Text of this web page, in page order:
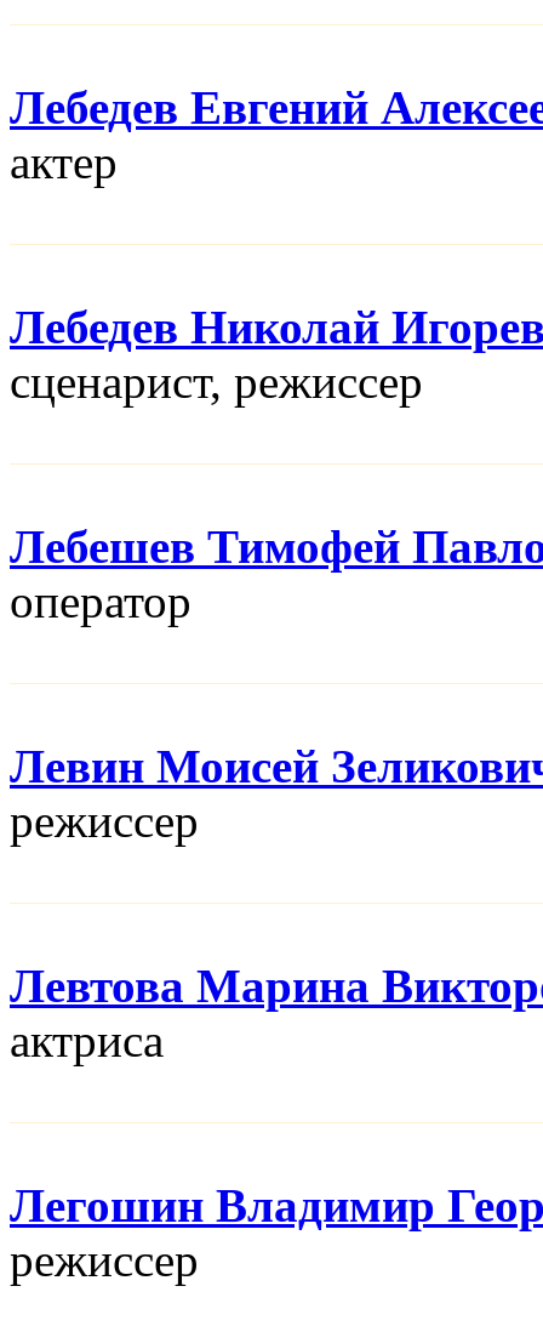
Лебедев Евгений
актер
Лебедев Николай
сценарист, режисcер
Лебешев Тимофей
оператор
Левин Моисей
режисcер
Левтова Марина
актриса
Легошин Владимир
режисcер